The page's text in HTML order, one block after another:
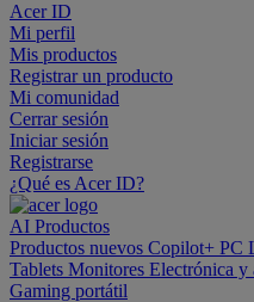
Acer ID
Mi perfil
Mis productos
Registrar un producto
Mi comunidad
Cerrar sesión
Iniciar sesión
Registrarse
¿Qué es Acer ID?
AI Productos
Productos nuevos Copilot+ PC
Tablets Monitores Electrónica y
Gaming portátil